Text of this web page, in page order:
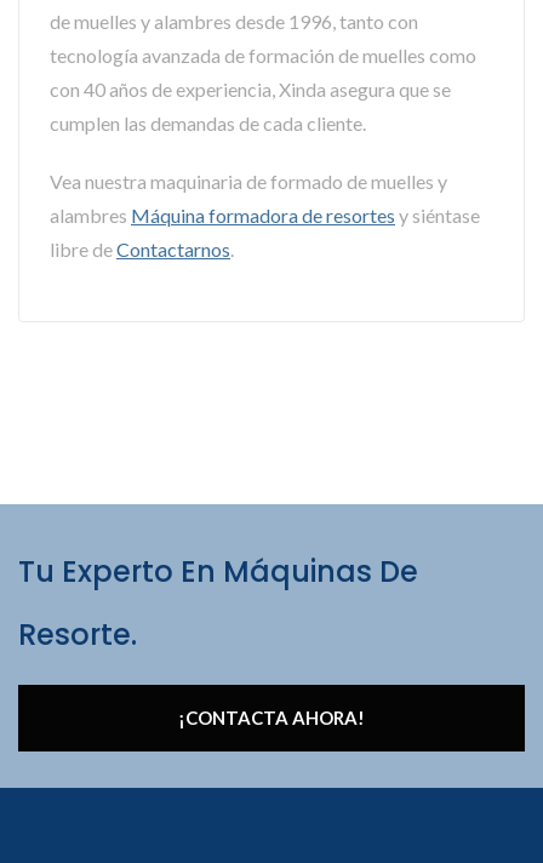
de muelles y alambres desde 1996, tanto con
tecnología avanzada de formación de muelles como
con 40 años de experiencia, Xinda asegura que se
cumplen las demandas de cada cliente.
Vea nuestra maquinaria de formado de muelles y
alambres Máquina formadora de resortes y siéntase
libre deContactarnos.
Tu Experto En Máquinas De
Resorte.
¡CONTACTA AHORA!